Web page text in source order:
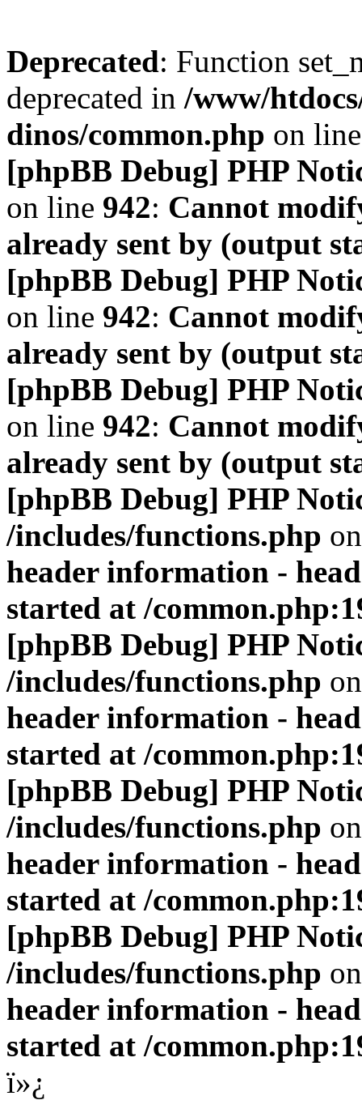
Deprecated: Function
deprecated in /www/
dinos/common.php on
[phpBB Debug] PHP
on line 942: Cannot
already sent by (output
[phpBB Debug] PHP
on line 942: Cannot
already sent by (output
[phpBB Debug] PHP
on line 942: Cannot
already sent by (output
[phpBB Debug] PHP
/includes/functions.php
header information -
started at /
[phpBB Debug] PHP
/includes/functions.php
header information -
started at /
[phpBB Debug] PHP
/includes/functions.php
header information -
started at /
[phpBB Debug] PHP
/includes/functions.php
header information -
started at /
ï»¿